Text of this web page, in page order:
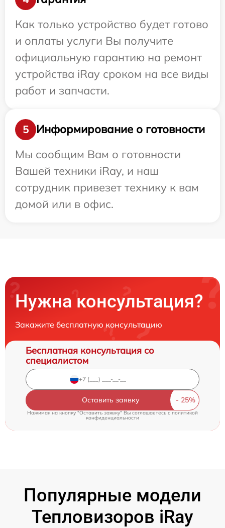
Как только устройство будет готово
и оплаты услуги Вы получите
официальную гарантию на ремонт
устройства iRay сроком на все виды
работ и запчасти.
5
Информирование о готовности
Мы сообщим Вам о готовности
Вашей техники iRay, и наш
сотрудник привезет технику к вам
домой или в офис.
Нужна консультация?
Закажите бесплатную консультацию
Бесплатная консультация со
специалистом
Оставить заявку
Нажимая на кнопку "Оставить заявку" Вы соглашаетесь cполитикой
конфиденциальности
Популярные модели
Тепловизоров iRay